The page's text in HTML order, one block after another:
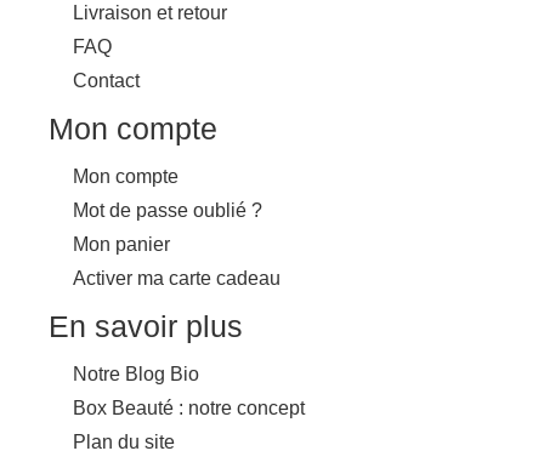
Livraison et retour
FAQ
Contact
Mon compte
Mon compte
Mot de passe oublié ?
Mon panier
Activer ma carte cadeau
En savoir plus
Notre Blog Bio
Box Beauté : notre concept
Plan du site